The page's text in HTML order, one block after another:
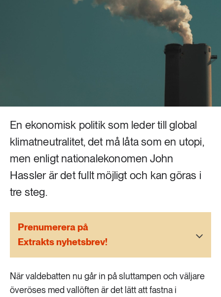
262 ARTIKLAR
Social hållbarhet
189 ARTIKLAR
Transport
Vatten
En ekonomisk politik som leder till global
klimatneutralitet, det må låta som en utopi,
men enligt nationalekonomen John
Hassler är det fullt möjligt och kan göras i
tre steg.
Prenumerera på
Extrakts nyhetsbrev!
När valdebatten nu går in på sluttampen och väljare
överöses med vallöften är det lätt att fastna i